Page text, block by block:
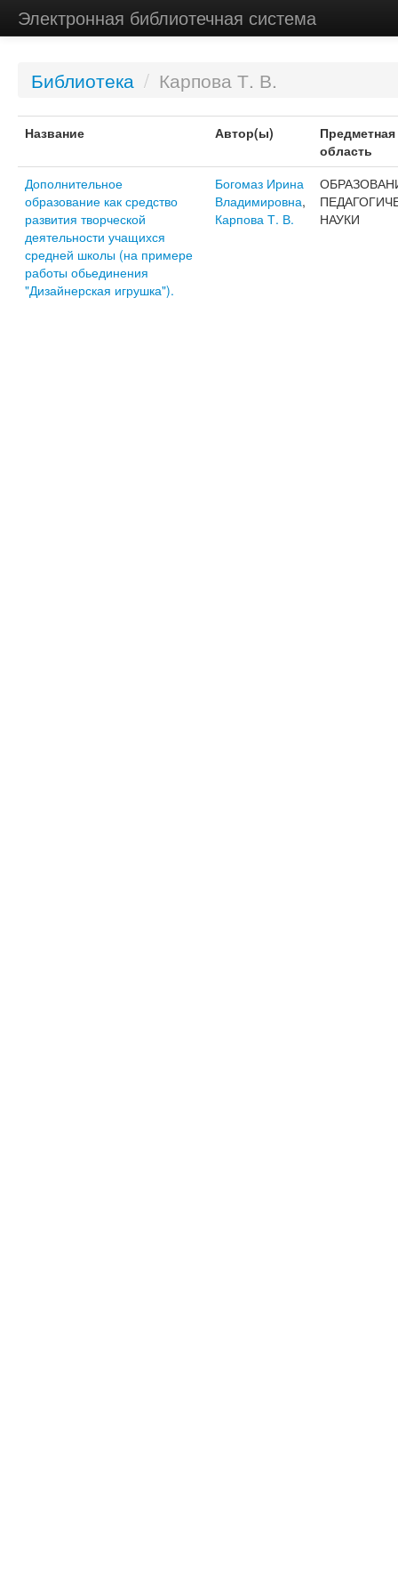
Электронная библиотечная система
Библиотека / Карпова Т. В.
Название Автор(ы)
Предметная
область
Дополнительное
образование как средство
развития творческой
деятельности учащихся
средней школы (на примере
работы обьединения
"Дизайнерская игрушка").
Богомаз Ирина
Владимировна,
Карпова Т. В.
НАУКИ